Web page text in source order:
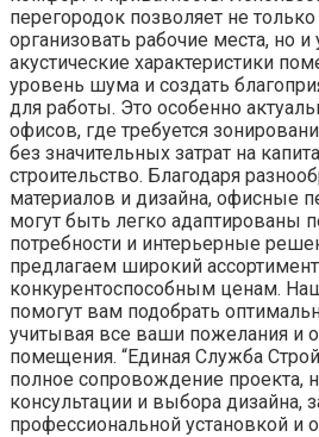
перегородок позволяет не
организовать рабочие места, но и
акустические характеристики
уровень шума и создать
для работы. Это особенно
офисов, где требуется
без значительных затрат на
строительство. Благодаря
материалов и дизайна, офисные
могут быть легко адаптированы
потребности и интерьерные
предлагаем широкий
конкурентоспособным ценам.
помогут вам подобрать
учитывая все ваши пожелания и
помещения. “Единая Служба
полное сопровождение проекта,
консультации и выбора дизайна,
профессиональной установкой и